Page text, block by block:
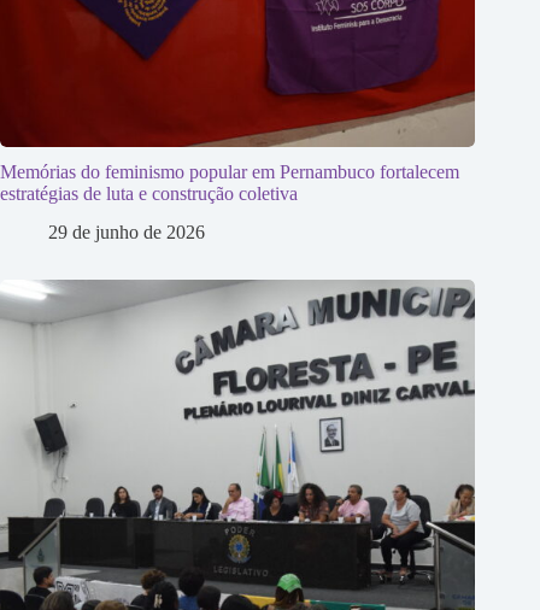
Memórias do feminismo popular em Pernambuco fortalecem
estratégias de luta e construção coletiva
29 de junho de 2026